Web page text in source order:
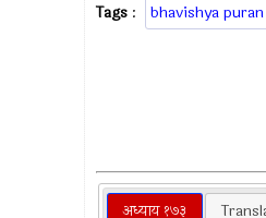
Tags : bhavishya puran
अध्याय १७३